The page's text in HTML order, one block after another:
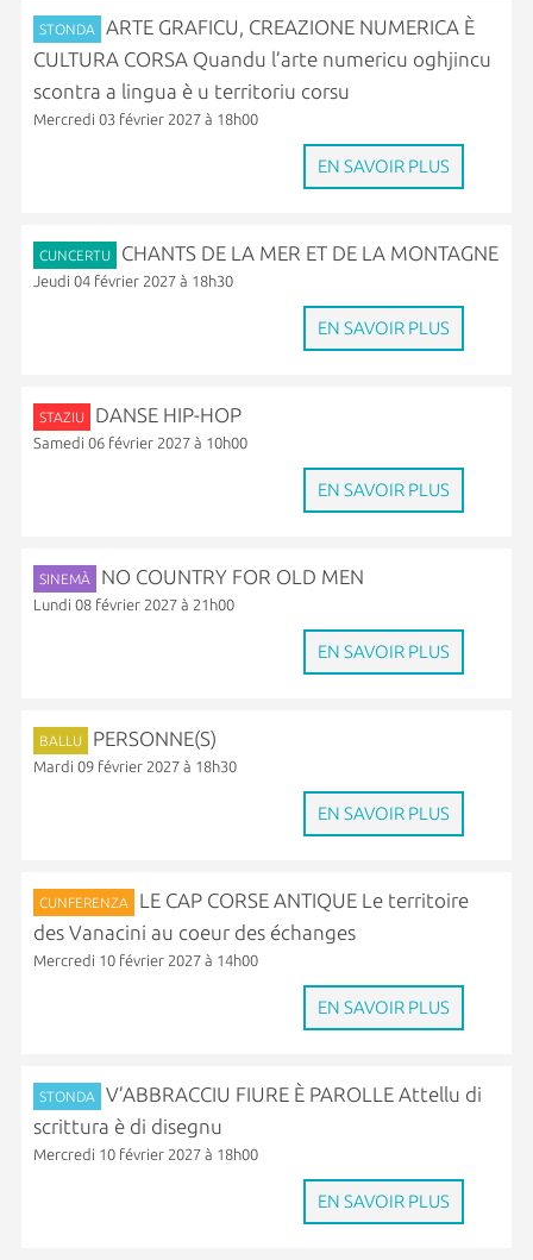
STONDA
ARTE GRAFICU, CREAZIONE NUMERICA È
CULTURA CORSA Quandu l’arte numericu oghjincu
scontra a lingua è u territoriu corsu
Mercredi 03 février 2027 à 18h00
EN SAVOIR PLUS
CUNCERTU CHANTS DE LA MER ET DE LA MONTAGNE
Jeudi 04 février 2027 à 18h30
EN SAVOIR PLUS
STAZIU DANSE HIP-HOP
Samedi 06 février 2027 à 10h00
EN SAVOIR PLUS
SINEMÀ NO COUNTRY FOR OLD MEN
Lundi 08 février 2027 à 21h00
EN SAVOIR PLUS
BALLU PERSONNE(S)
Mardi 09 février 2027 à 18h30
EN SAVOIR PLUS
CUNFERENZA
LE CAP CORSE ANTIQUE Le territoire
des Vanacini au coeur des échanges
Mercredi 10 février 2027 à 14h00
EN SAVOIR PLUS
STONDA
V’ABBRACCIU FIURE È PAROLLE Attellu di
scrittura è di disegnu
Mercredi 10 février 2027 à 18h00
EN SAVOIR PLUS